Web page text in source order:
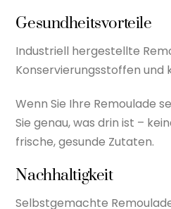
Gesundheitsvorteile
Industriell hergestellte
Konservierungsstoffen und
Wenn Sie Ihre Remoulade
Sie genau, was drin ist –
frische, gesunde Zutaten.
Nachhaltigkeit
Selbstgemachte